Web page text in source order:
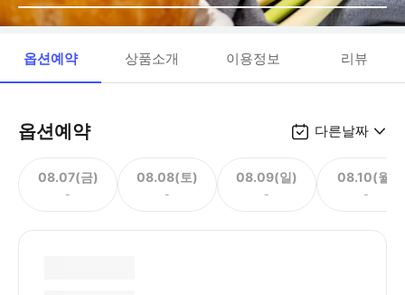
옵션예약 상품소개 이용정보 리뷰
옵션예약 다른날짜
08.07(금)
-
08.08(토)
-
08.09(일)
-
08.10(월)
-